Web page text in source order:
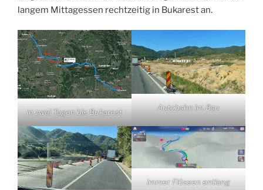
langem Mittagessen rechtzeitig in Bukarest an.
in zwei Tagen bis Bukarest Autobahn im Bau
immer Flüssen entlang